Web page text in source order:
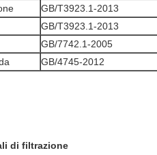
GB/T3923.1-2013
GB/T3923.1-2013
GB/7742.1-2005
GB/4745-2012
di filtrazione